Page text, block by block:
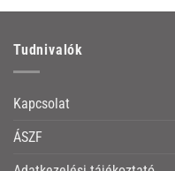
Tudnivalók
Kapcsolat
ÁSZF